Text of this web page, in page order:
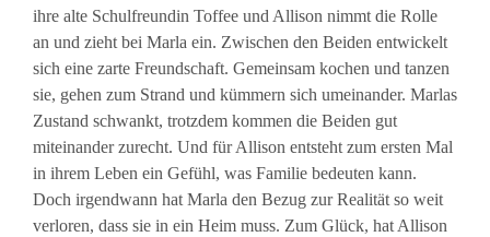
ihre alte Schulfreundin Toffee und Allison nimmt die Rolle
an und zieht bei Marla ein. Zwischen den Beiden entwickelt
sich eine zarte Freundschaft. Gemeinsam kochen und tanzen
sie, gehen zum Strand und kümmern sich umeinander. Marlas
Zustand schwankt, trotzdem kommen die Beiden gut
miteinander zurecht. Und für Allison entsteht zum ersten Mal
in ihrem Leben ein Gefühl, was Familie bedeuten kann.
Doch irgendwann hat Marla den Bezug zur Realität so weit
verloren, dass sie in ein Heim muss. Zum Glück, hat Allison